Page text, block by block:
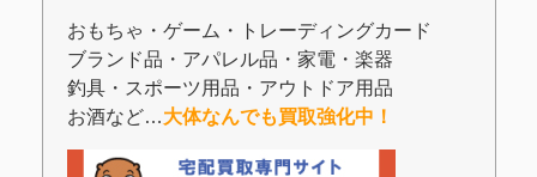
おもちゃ・ゲーム・トレーディングカード
ブランド品・アパレル品・家電・楽器
釣具・スポーツ用品・アウトドア用品
お酒など…大体なんでも買取強化中！